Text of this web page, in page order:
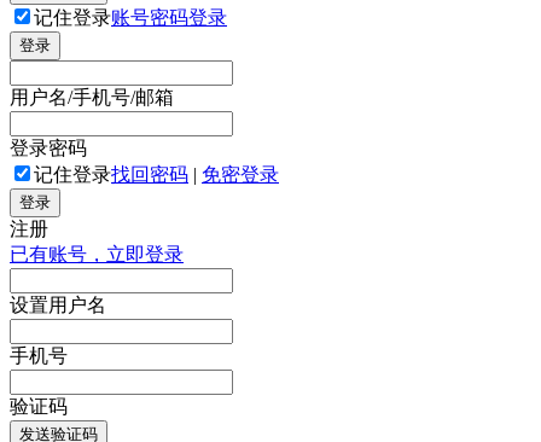
记住登录账号密码登录
登录
用户名/手机号/邮箱
登录密码
记住登录找回密码 | 免密登录
登录
注册
已有账号，立即登录
设置用户名
手机号
验证码
发送验证码